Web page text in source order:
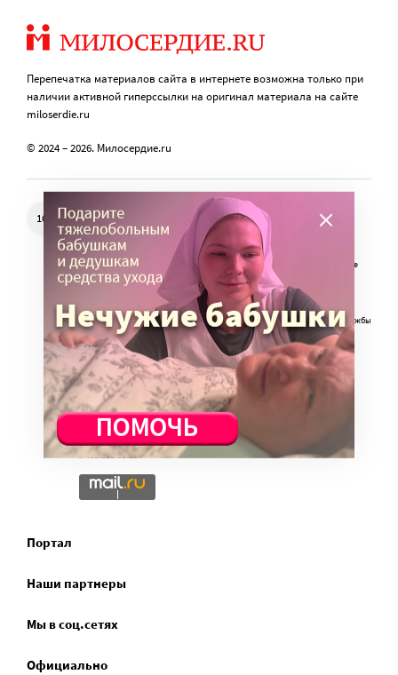
Перепечатка материалов сайта в интернете возможна только при
наличии активной гиперссылки на оригинал материала на сайте
miloserdie.ru
© 2024 – 2026. Милосердие.ru
16+
Свидетельство о регистрации СМИ Эл № ФС77-57850 выдано
федеральной службой по надзору в сфере связи, информационных
технологий и массовых коммуникаций (Роскомнадзор) 25.04.2014 г.
Портал Милосердие.ru использует объявления и веб-сайт для сбора не
облагаемых налогом пожертвований через РОО «Милосердие», ОГРН
1057700014679, Целевое финансирование (010), (140), (171)
Портал Милосердие.ru является одним из проектов Православной службы
помощи «Милосердие»
Учредитель: АНО «Издательский центр «Нескучный сад»
Главный редактор: Данилова Ю.К.
info@miloserdie.ru
8-499-350-05-95
Портал
Наши партнеры
Мы в соц.сетях
Официально